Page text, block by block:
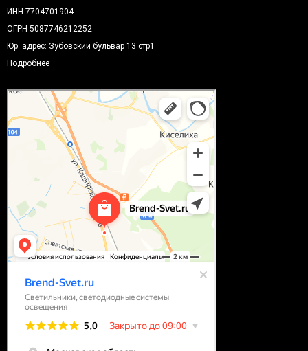
ИНН 7704701904
ОГРН 5087746212252
Юр. адрес: Зубовский бульвар 13 стр1
Подробнее